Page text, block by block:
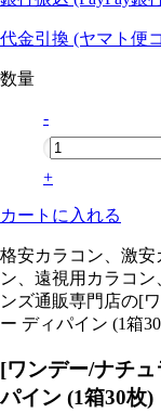
代金引換 (ヤマト便
数量
-
+
カートに入れる
格安カラコン、激安
ン、遠視用カラコ
ンズ通販専門店の[
ー ディパイン (1箱
[ワンデー/ナチ
パイン (1箱30枚)